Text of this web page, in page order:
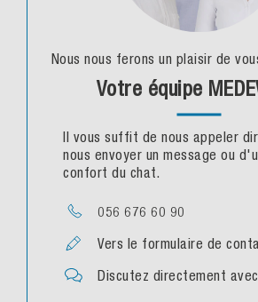
Nous nous ferons un plaisir de
Votre équipe
Il vous suffit de nous appeler
nous envoyer un message ou
confort du chat.
056 676 60 90
Vers le formulaire de
Discutez directement